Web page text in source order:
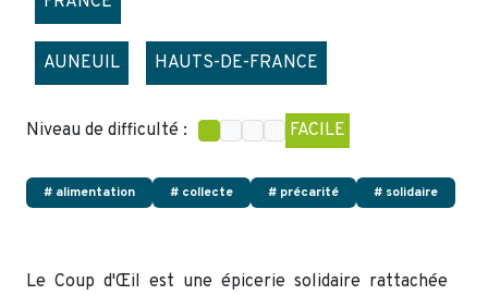
AUNEUIL HAUTS-DE-FRANCE
Niveau de difficulté : FACILE
# alimentation # collecte # précarité # solidaire
Le Coup d'Œil est une épicerie solidaire rattachée